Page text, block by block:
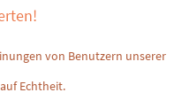
von Benutzern unserer
Echtheit.